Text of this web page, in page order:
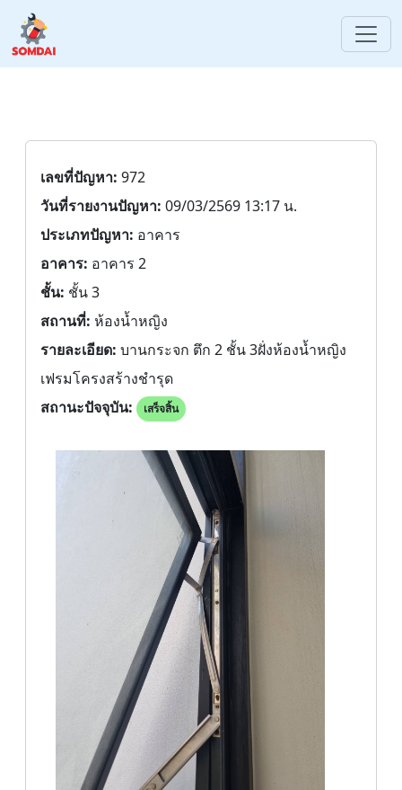
เลขที่ปัญหา: 972
วันที่รายงานปัญหา: 09/03/2569 13:17 น.
ประเภทปัญหา: อาคาร
อาคาร: อาคาร 2
ชั้น: ชั้น 3
สถานที่: ห้องน้ำหญิง
รายละเอียด: บานกระจก ตึก 2 ชั้น 3​ฝั่งห้องน้ำหญิง
เฟรมโครงสร้างชำรุด
สถานะปัจจุบัน:
เสร็จสิ้น